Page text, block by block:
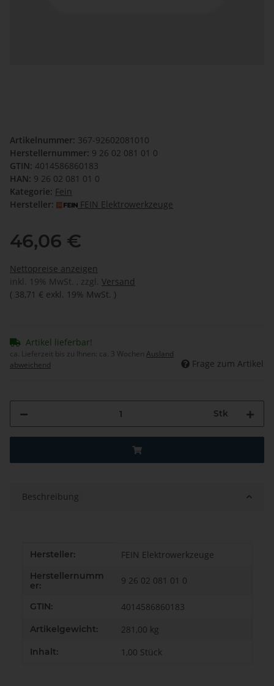
Artikelnummer: 367-92602081010
Herstellernummer: 9 26 02 081 01 0
GTIN: 4014586860183
HAN: 9 26 02 081 01 0
Kategorie: Fein
Hersteller:
FEIN Elektrowerkzeuge
46,06 €
Nettopreise anzeigen
inkl. 19% MwSt. , zzgl. Versand
( 38,71 € exkl. 19% MwSt. )
Artikel lieferbar!
ca. Lieferzeit bis zu Ihnen: ca. 3 Wochen Ausland
abweichend
Frage zum Artikel
Stk
Beschreibung
Produkteigenschaft
Wert
Hersteller: FEIN Elektrowerkzeuge
Herstellernumm
er:
9 26 02 081 01 0
GTIN: 4014586860183
Artikelgewicht: 281,00 kg
Inhalt: 1,00 Stück